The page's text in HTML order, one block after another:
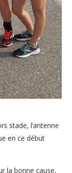
stade, l’antenne
en ce début
la bonne cause,